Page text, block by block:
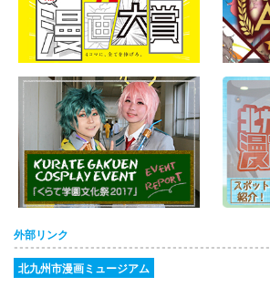
外部リンク
北九州市漫画ミュージアム